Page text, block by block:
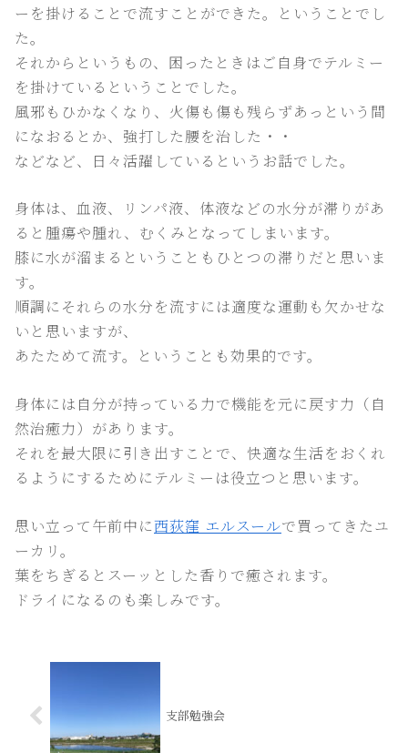
ーを掛けることで流すことができた。ということでし
た。
それからというもの、困ったときはご自身でテルミー
を掛けているということでした。
風邪もひかなくなり、火傷も傷も残らずあっという間
になおるとか、強打した腰を治した・・
などなど、日々活躍しているというお話でした。
身体は、血液、リンパ液、体液などの水分が滞りがあ
ると腫瘍や腫れ、むくみとなってしまいます。
膝に水が溜まるということもひとつの滞りだと思いま
す。
順調にそれらの水分を流すには適度な運動も欠かせな
いと思いますが、
あたためて流す。ということも効果的です。
身体には自分が持っている力で機能を元に戻す力（自
然治癒力）があります。
それを最大限に引き出すことで、快適な生活をおくれ
るようにするためにテルミーは役立つと思います。
思い立って午前中に西荻窪 エルスールで買ってきたユ
ーカリ。
葉をちぎるとスーッとした香りで癒されます。
ドライになるのも楽しみです。
支部勉強会